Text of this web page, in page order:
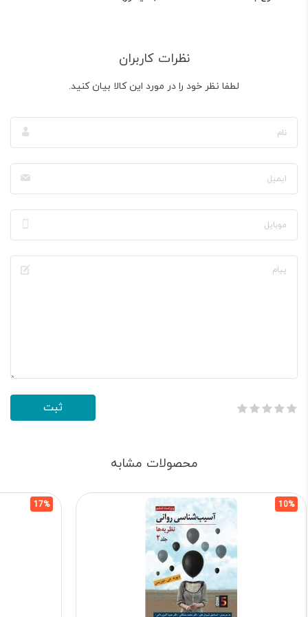
نظرات کاربران
لطفا نظر خود را در مورد این کالا بیان کنید.
محصولات مشابه
10%
17%